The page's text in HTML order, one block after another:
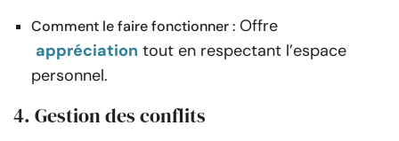
Comment le faire fonctionner : Offre
appréciation tout en respectant l’espace
personnel.
4. Gestion des conflits